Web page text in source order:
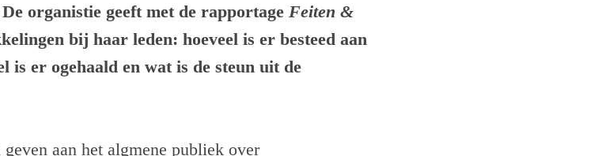
organistie geeft met de rapportage Feiten &
bij haar leden: hoeveel is er besteed aan
is er ogehaald en wat is de steun uit de
aan het algmene publiek over